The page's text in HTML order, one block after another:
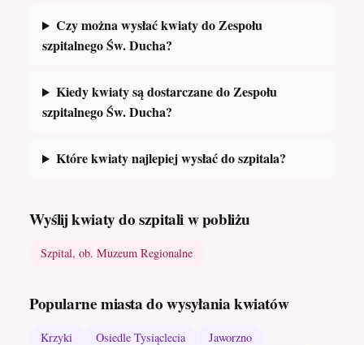
Czy można wysłać kwiaty do Zespołu
szpitalnego Św. Ducha?
Kiedy kwiaty są dostarczane do Zespołu
szpitalnego Św. Ducha?
Które kwiaty najlepiej wysłać do szpitala?
Wyślij kwiaty do szpitali w pobliżu
Szpital, ob. Muzeum Regionalne
Popularne miasta do wysyłania kwiatów
Krzyki Osiedle Tysiąclecia
Jaworzno